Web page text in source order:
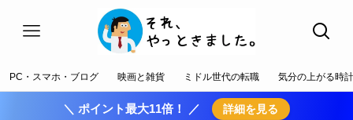
PC・スマホ・ブログ 映画と雑貨 ミドル世代の転職 気分の上がる時計
＼ ポイント最大11倍！ ／ 詳細を見る